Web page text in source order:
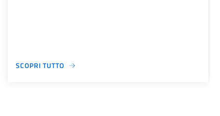
SCOPRI TUTTO